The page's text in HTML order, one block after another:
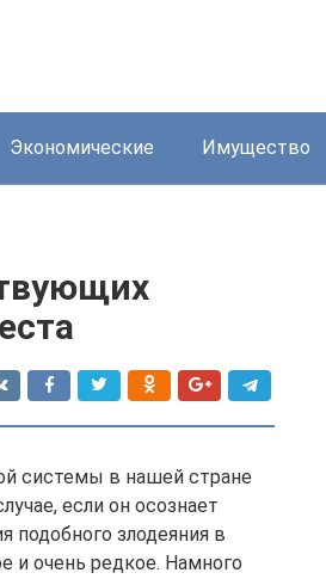
Экономические Имущество
системы в нашей стране
если он осознает
подобного злодеяния в
и очень редкое. Намного